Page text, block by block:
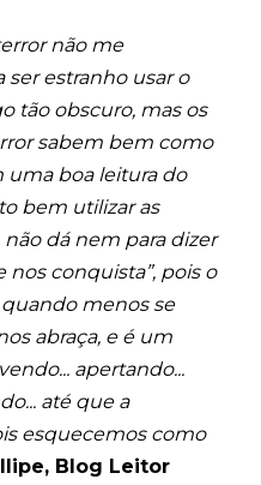
não me
ser estranho usar o
tão obscuro, mas os
sabem bem como
uma boa leitura do
bem utilizar as
não dá nem para dizer
nos conquista”, pois o
menos se
abraça, e é um
apertando...
até que a
esquecemos como
Blog Leitor